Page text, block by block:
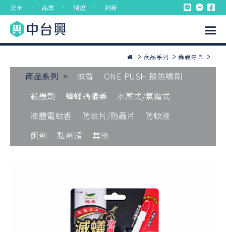
安全 ． 品質 ． 制度 ． 創新
商品系列 蟲蟲專區
商品系列 > 蚊香
ONE PUSH 預防噴劑
殺蟲劑
蟑螂螞蟻藥
水蒸式/氣霧式
液體電蚊香
防蚊片/防蟲片
防蚊液
餌劑
黏劑類 其他